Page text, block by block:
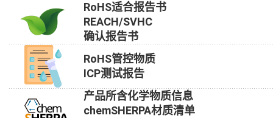
RoHS适合报告书
REACH/SVHC
确认报告书
RoHS管控物质
ICP测试报告
产品所含化学物质信息
chemSHERPA材质清单